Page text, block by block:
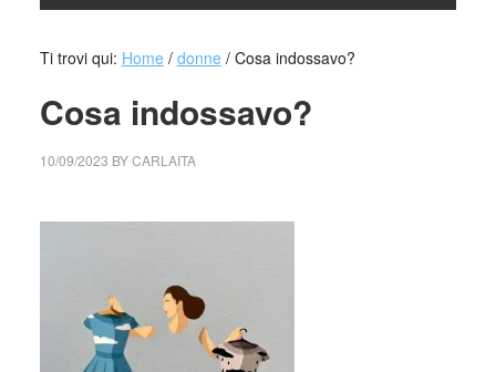
Ti trovi qui: Home / donne /Cosa indossavo?
Cosa indossavo?
10/09/2023 BYCARLAITA